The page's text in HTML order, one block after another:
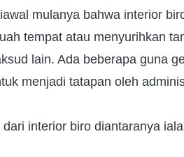
mulanya bahwa interior
tempat atau menyurihkan
lain. Ada beberapa guna
menjadi tatapan oleh
interior biro diantaranya